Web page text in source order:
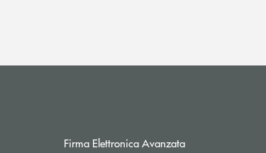
Firma Elettronica Avanzata